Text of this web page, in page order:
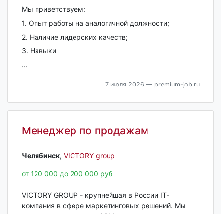
Мы приветствуем:
1. Опыт работы на аналогичной должности;
2. Наличие лидерских качеств;
3. Навыки
...
7 июля 2026 — premium-job.ru
Менеджер по продажам
Челябинск‎, VICTORY group
от 120 000 до 200 000 руб
VICTORY GROUP - крупнейшая в России IT-
компания в сфере маркетинговых решений. Мы